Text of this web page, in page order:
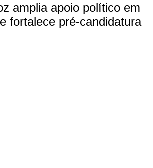
amplia apoio político em
fortalece pré-candidatura